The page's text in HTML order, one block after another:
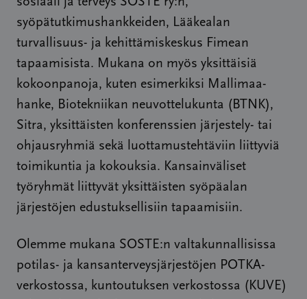
syöpätutkimushankkeiden, Lääkealan
turvallisuus- ja kehittämiskeskus Fimean
tapaamisista. Mukana on myös yksittäisiä
kokoonpanoja, kuten esimerkiksi Mallimaa-
hanke, Biotekniikan neuvottelukunta (BTNK),
Sitra, yksittäisten konferenssien järjestely- tai
ohjausryhmiä sekä luottamustehtäviin liittyviä
toimikuntia ja kokouksia. Kansainväliset
työryhmät liittyvät yksittäisten syöpäalan
järjestöjen edustuksellisiin tapaamisiin.
Olemme mukana SOSTE:n valtakunnallisissa
potilas- ja kansanterveysjärjestöjen POTKA-
verkostossa, kuntoutuksen verkostossa (KUVE)